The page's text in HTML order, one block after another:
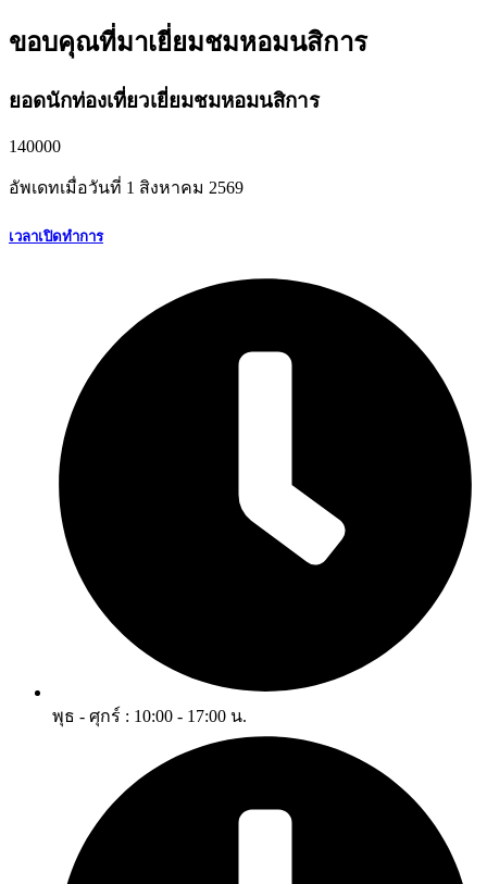
ขอบคุณที่มาเยี่ยมชมหอมนสิการ
ยอดนักท่องเที่ยวเยี่ยมชมหอมนสิการ
140000
อัพเดทเมื่อวันที่ 1 สิงหาคม 2569
เวลาเปิดทำการ
พุธ - ศุกร์ : 10:00 - 17:00 น.